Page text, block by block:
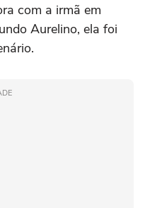
com a irmã em
Aurelino, ela foi